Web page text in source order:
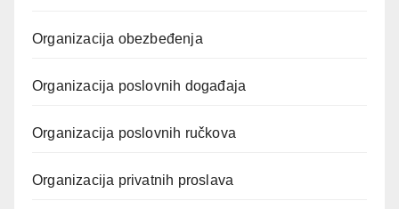
Organizacija obezbeđenja
Organizacija poslovnih događaja
Organizacija poslovnih ručkova
Organizacija privatnih proslava